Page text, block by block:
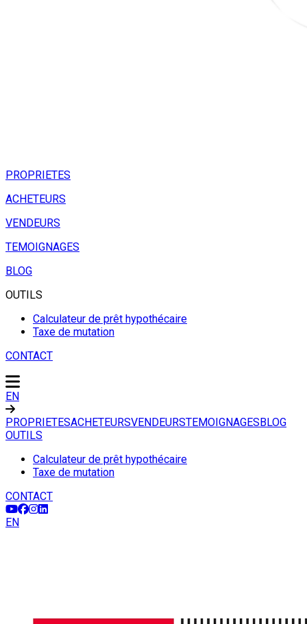
PROPRIETES
ACHETEURS
VENDEURS
TEMOIGNAGES
BLOG
OUTILS
Calculateur de prêt hypothécaire
Taxe de mutation
CONTACT
EN
PROPRIETESACHETEURSVENDEURSTEMOIGNAGESBLOG
OUTILS
Calculateur de prêt hypothécaire
Taxe de mutation
CONTACT
EN